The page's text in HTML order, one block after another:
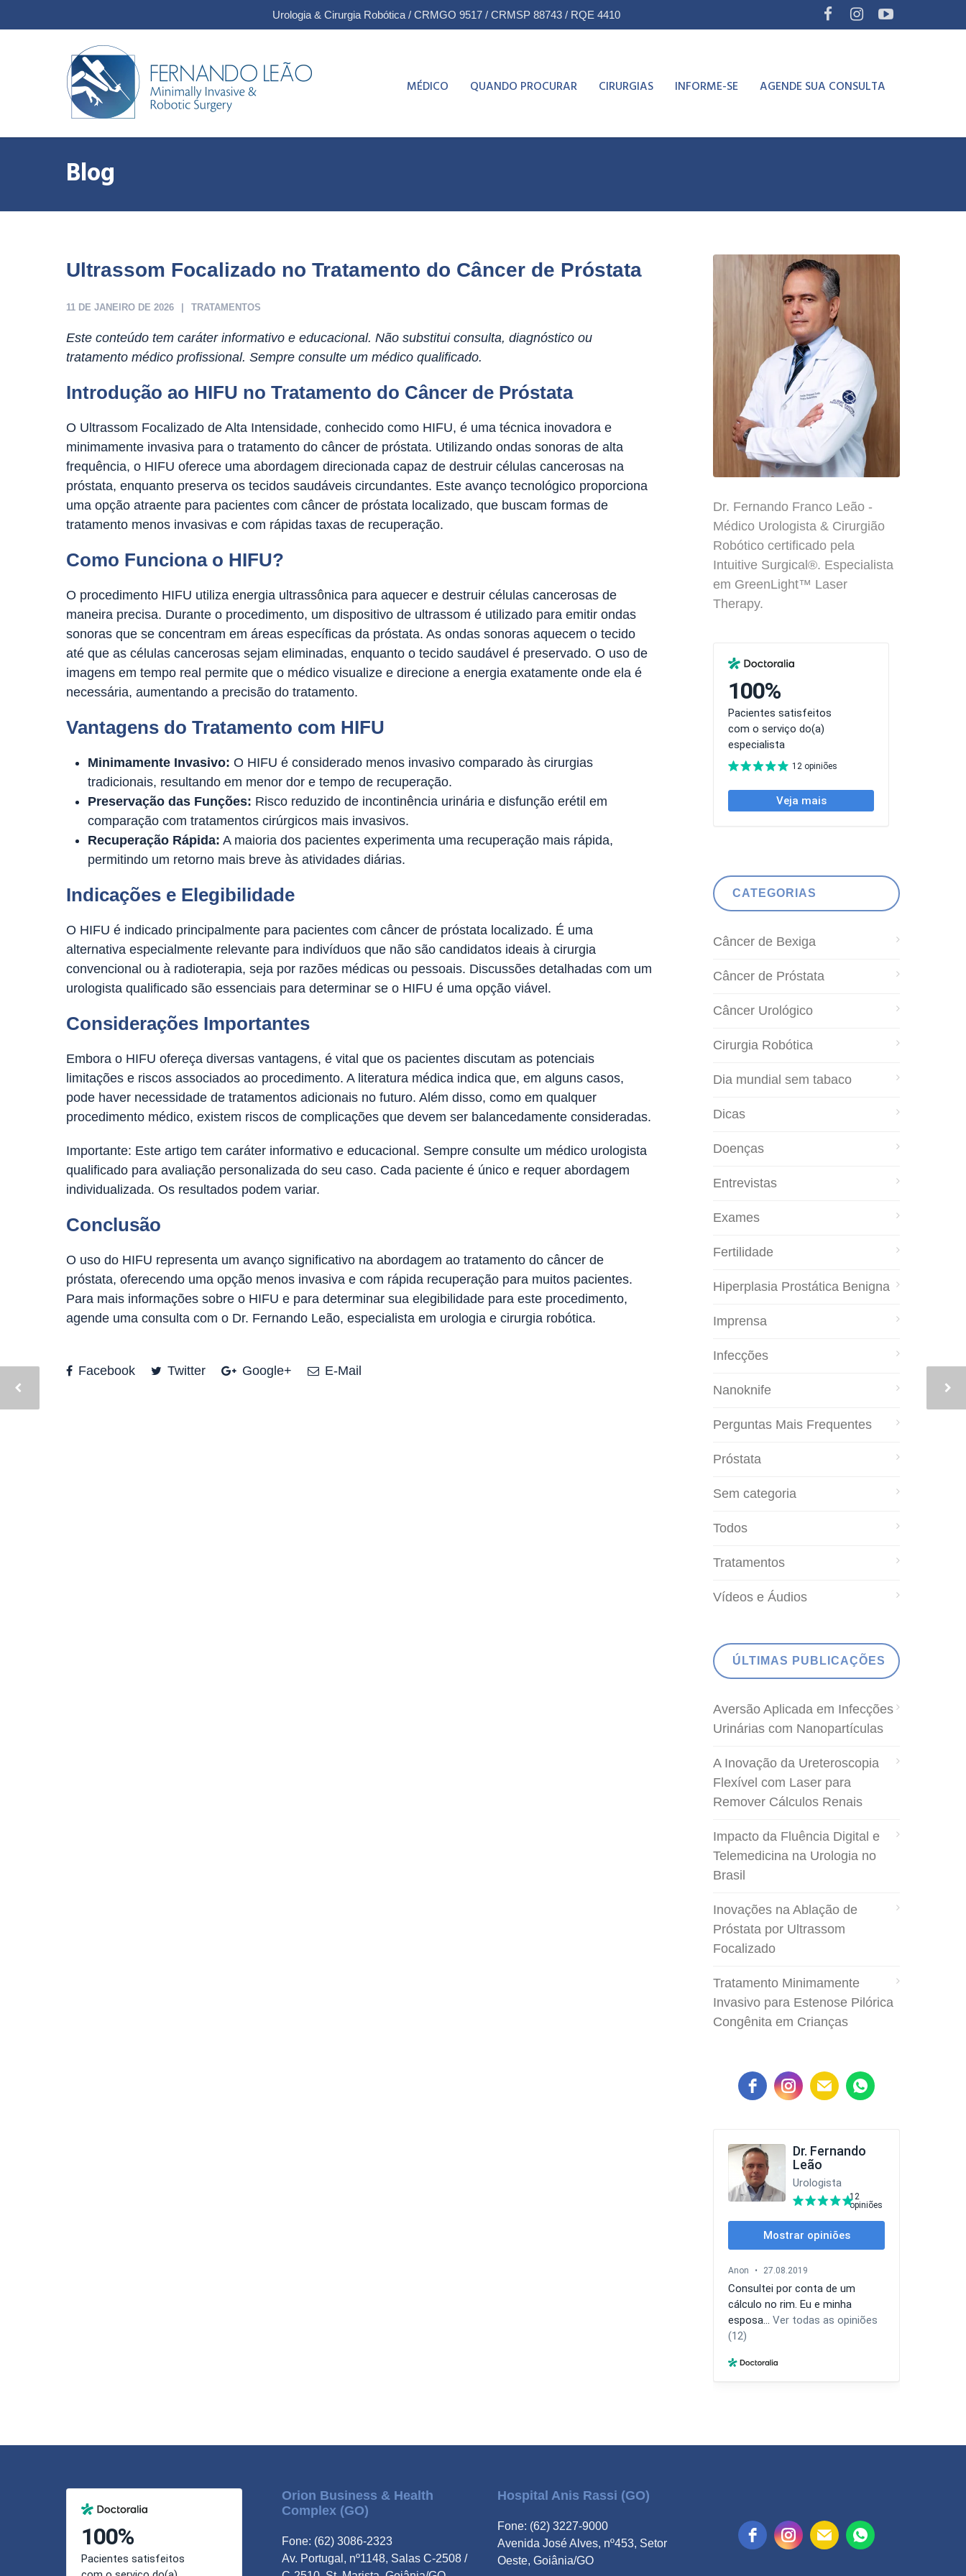
Urologia & Cirurgia Robótica / CRMGO 9517 / CRMSP 88743 / RQE 4410
MÉDICO QUANDO PROCURAR CIRURGIAS INFORME-SE AGENDE SUA CONSULTA
Blog
Ultrassom Focalizado no Tratamento do Câncer de Próstata
11 DE JANEIRO DE 2026 TRATAMENTOS
Este conteúdo tem caráter informativo e educacional. Não substitui consulta, diagnóstico ou
tratamento médico profissional. Sempre consulte um médico qualificado.
Introdução ao HIFU no Tratamento do Câncer de Próstata
O Ultrassom Focalizado de Alta Intensidade, conhecido como HIFU, é uma técnica inovadora e
minimamente invasiva para o tratamento do câncer de próstata. Utilizando ondas sonoras de alta
frequência, o HIFU oferece uma abordagem direcionada capaz de destruir células cancerosas na
próstata, enquanto preserva os tecidos saudáveis circundantes. Este avanço tecnológico proporciona
uma opção atraente para pacientes com câncer de próstata localizado, que buscam formas de
tratamento menos invasivas e com rápidas taxas de recuperação.
Como Funciona o HIFU?
O procedimento HIFU utiliza energia ultrassônica para aquecer e destruir células cancerosas de
maneira precisa. Durante o procedimento, um dispositivo de ultrassom é utilizado para emitir ondas
sonoras que se concentram em áreas específicas da próstata. As ondas sonoras aquecem o tecido
até que as células cancerosas sejam eliminadas, enquanto o tecido saudável é preservado. O uso de
imagens em tempo real permite que o médico visualize e direcione a energia exatamente onde ela é
necessária, aumentando a precisão do tratamento.
Vantagens do Tratamento com HIFU
Minimamente Invasivo: O HIFU é considerado menos invasivo comparado às cirurgias
tradicionais, resultando em menor dor e tempo de recuperação.
Preservação das Funções: Risco reduzido de incontinência urinária e disfunção erétil em
comparação com tratamentos cirúrgicos mais invasivos.
Recuperação Rápida: A maioria dos pacientes experimenta uma recuperação mais rápida,
permitindo um retorno mais breve às atividades diárias.
Indicações e Elegibilidade
O HIFU é indicado principalmente para pacientes com câncer de próstata localizado. É uma
alternativa especialmente relevante para indivíduos que não são candidatos ideais à cirurgia
convencional ou à radioterapia, seja por razões médicas ou pessoais. Discussões detalhadas com um
urologista qualificado são essenciais para determinar se o HIFU é uma opção viável.
Considerações Importantes
Embora o HIFU ofereça diversas vantagens, é vital que os pacientes discutam as potenciais
limitações e riscos associados ao procedimento. A literatura médica indica que, em alguns casos,
pode haver necessidade de tratamentos adicionais no futuro. Além disso, como em qualquer
procedimento médico, existem riscos de complicações que devem ser balancedamente consideradas.
Importante: Este artigo tem caráter informativo e educacional. Sempre consulte um médico urologista
qualificado para avaliação personalizada do seu caso. Cada paciente é único e requer abordagem
individualizada. Os resultados podem variar.
Conclusão
O uso do HIFU representa um avanço significativo na abordagem ao tratamento do câncer de
próstata, oferecendo uma opção menos invasiva e com rápida recuperação para muitos pacientes.
Para mais informações sobre o HIFU e para determinar sua elegibilidade para este procedimento,
agende uma consulta com o Dr. Fernando Leão, especialista em urologia e cirurgia robótica.
Facebook Twitter Google+ E-Mail
Dr. Fernando Franco Leão -
Médico Urologista & Cirurgião
Robótico certificado pela
Intuitive Surgical®. Especialista
em GreenLight™ Laser
Therapy.
CATEGORIAS
Câncer de Bexiga
Câncer de Próstata
Câncer Urológico
Cirurgia Robótica
Dia mundial sem tabaco
Dicas
Doenças
Entrevistas
Exames
Fertilidade
Hiperplasia Prostática Benigna
Imprensa
Infecções
Nanoknife
Perguntas Mais Frequentes
Próstata
Sem categoria
Todos
Tratamentos
Vídeos e Áudios
ÚLTIMAS PUBLICAÇÕES
Aversão Aplicada em Infecções
Urinárias com Nanopartículas
A Inovação da Ureteroscopia
Flexível com Laser para
Remover Cálculos Renais
Impacto da Fluência Digital e
Telemedicina na Urologia no
Brasil
Inovações na Ablação de
Próstata por Ultrassom
Focalizado
Tratamento Minimamente
Invasivo para Estenose Pilórica
Congênita em Crianças
Orion Business & Health
Complex (GO)
Fone: (62) 3086-2323
Av. Portugal, nº1148, Salas C-2508 /
Hospital Anis Rassi (GO)
Fone: (62) 3227-9000
Avenida José Alves, nº453, Setor
Oeste, Goiânia/GO